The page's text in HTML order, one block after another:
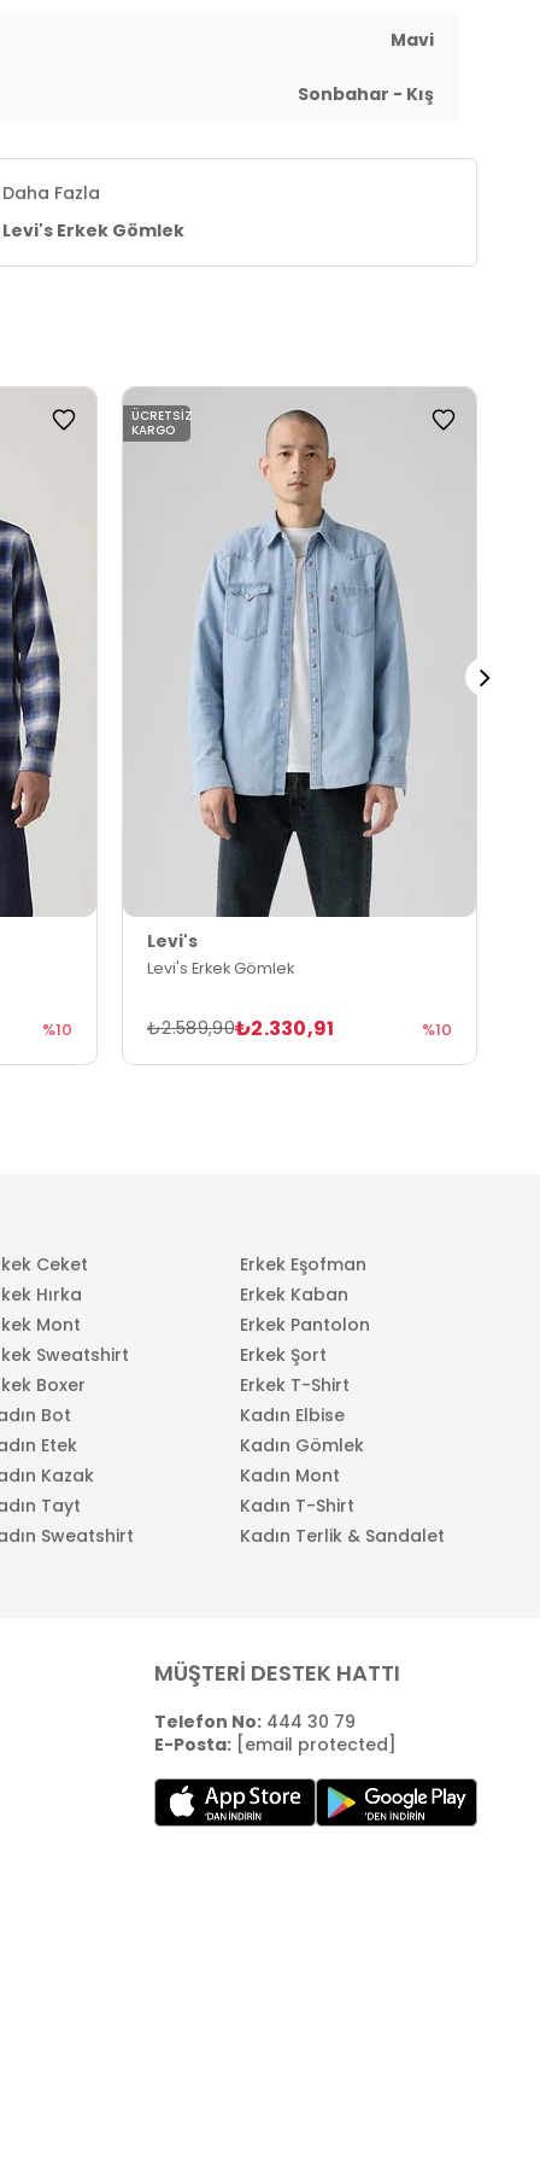
Mavi
Sonbahar - Kış
Daha Fazla
Levi's Erkek Gömlek
%10
Levi's
Levi's Erkek Gömlek
₺2.330,91
₺2.589,90 %10
ÜCRETSIZ
KARGO
Ceket
Erkek Eşofman
Hırka
Erkek Kaban
Mont
Erkek Pantolon
Sweatshirt
Erkek Şort
Boxer
Erkek T-Shirt
Bot
Kadın Elbise
Etek
Kadın Gömlek
Kazak
Kadın Mont
Tayt
Kadın T-Shirt
Sweatshirt Kadın Terlik & Sandalet
MÜŞTERİ DESTEK HATTI
Telefon No:444 30 79
E-Posta: [email protected]